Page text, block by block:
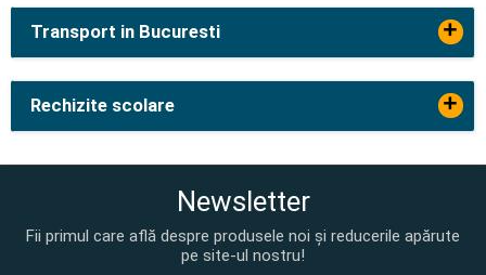
Transport in Bucuresti +
Rechizite scolare +
Newsletter
Fii primul care află despre produsele noi și reducerile apărute
pe site-ul nostru!